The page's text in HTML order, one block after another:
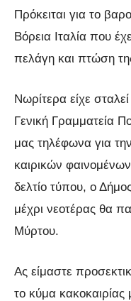
Πρόκειται για το
Βόρεια Ιταλία που
πελάγη και πτώση
Νωρίτερα είχε
Γενική Γραμματεία
μας τηλέφωνα για
καιρικών
δελτίο τύπου, ο
μέχρι νεοτέρας θα
Μύρτου.
Ας είμαστε
το κύμα